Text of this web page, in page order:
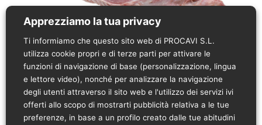
Descrizione del prodotto
Il nome o la menzione del prodotto si basa sulla sua
versione in spagnolo
Apprezziamo la tua privacy
Ti informiamo che questo sito web di PROCAVI S.L.
utilizza cookie propri e di terze parti per attivare le
funzioni di navigazione di base (personalizzazione, lingua
e lettore video), nonché per analizzare la navigazione
degli utenti attraverso il sito web e l'utilizzo dei servizi ivi
offerti allo scopo di mostrarti pubblicità relativa a le tue
preferenze, in base a un profilo creato dalle tue abitudini